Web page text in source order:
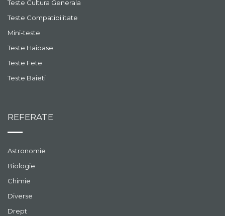
Teste Cultura Generala
Teste Compatibilitate
Mini-teste
Teste Haioase
Teste Fete
Teste Baieti
REFERATE
Astronomie
Biologie
Chimie
Diverse
Drept